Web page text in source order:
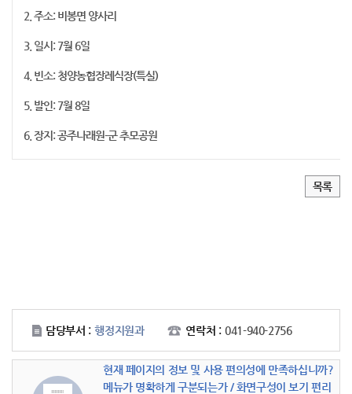
2. 주소: 비봉면 양사리
3. 일시: 7월 6일
4. 빈소: 청양농협장례식장(특실)
5. 발인: 7월 8일
6. 장지: 공주나래원-군 추모공원
목록
담당부서 : 행정지원과 연락처 : 041-940-2756
현재 페이지의 정보 및 사용 편의성에 만족하십니까?
메뉴가 명확하게 구분되는가 / 화면구성이 보기 편리